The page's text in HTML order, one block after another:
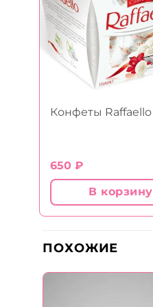
Конфеты Raffaello
650 ₽
В корзину
ПОХОЖИЕ